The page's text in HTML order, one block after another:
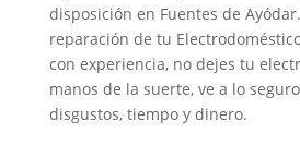
disposición en Fuentes de
reparación de tu
con experiencia, no dejes tu
manos de la suerte, ve a lo
disgustos, tiempo y dinero.